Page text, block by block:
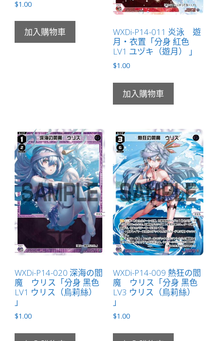
リ
ス
（烏
莉
$1.00
加入購物車
WXDi-P14-011 炎泳 遊
月・衣置「分身 紅色
LV1 ユヅキ（遊月） 」
$1.00
加入購物車
WXDi-P14-020 深海の閻
魔 ウリス「分身 黑色
LV1 ウリス（烏莉絲）
」
$1.00
WXDi-P14-009 熱狂の閻
魔 ウリス「分身 黑色
LV3 ウリス（烏莉絲）
」
$1.00